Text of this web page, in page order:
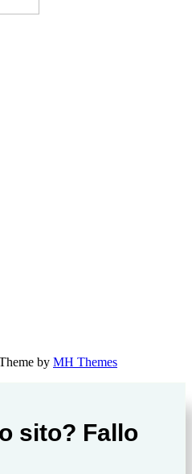
by MH Themes
sito? Fallo